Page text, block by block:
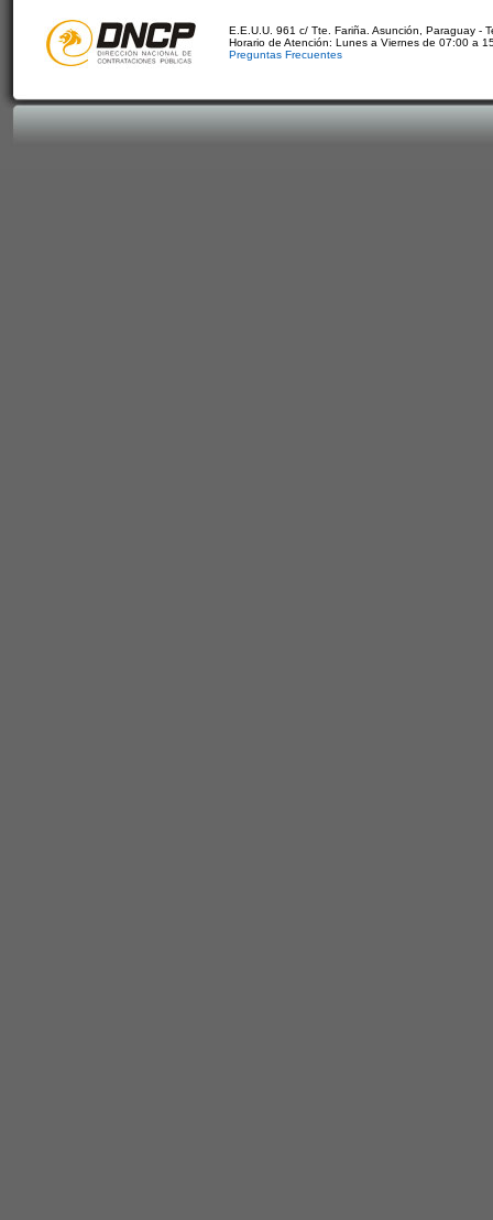
E.E.U.U. 961 c/ Tte. Fariña. Asunción, Paraguay -
Horario de Atención: Lunes a Viernes de 07:00 a
Preguntas Frecuentes